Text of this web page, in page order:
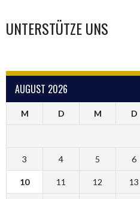
UNTERSTÜTZE UNS
AUGUST 2026
M D M D
3 4 5 6
10 11 12 13